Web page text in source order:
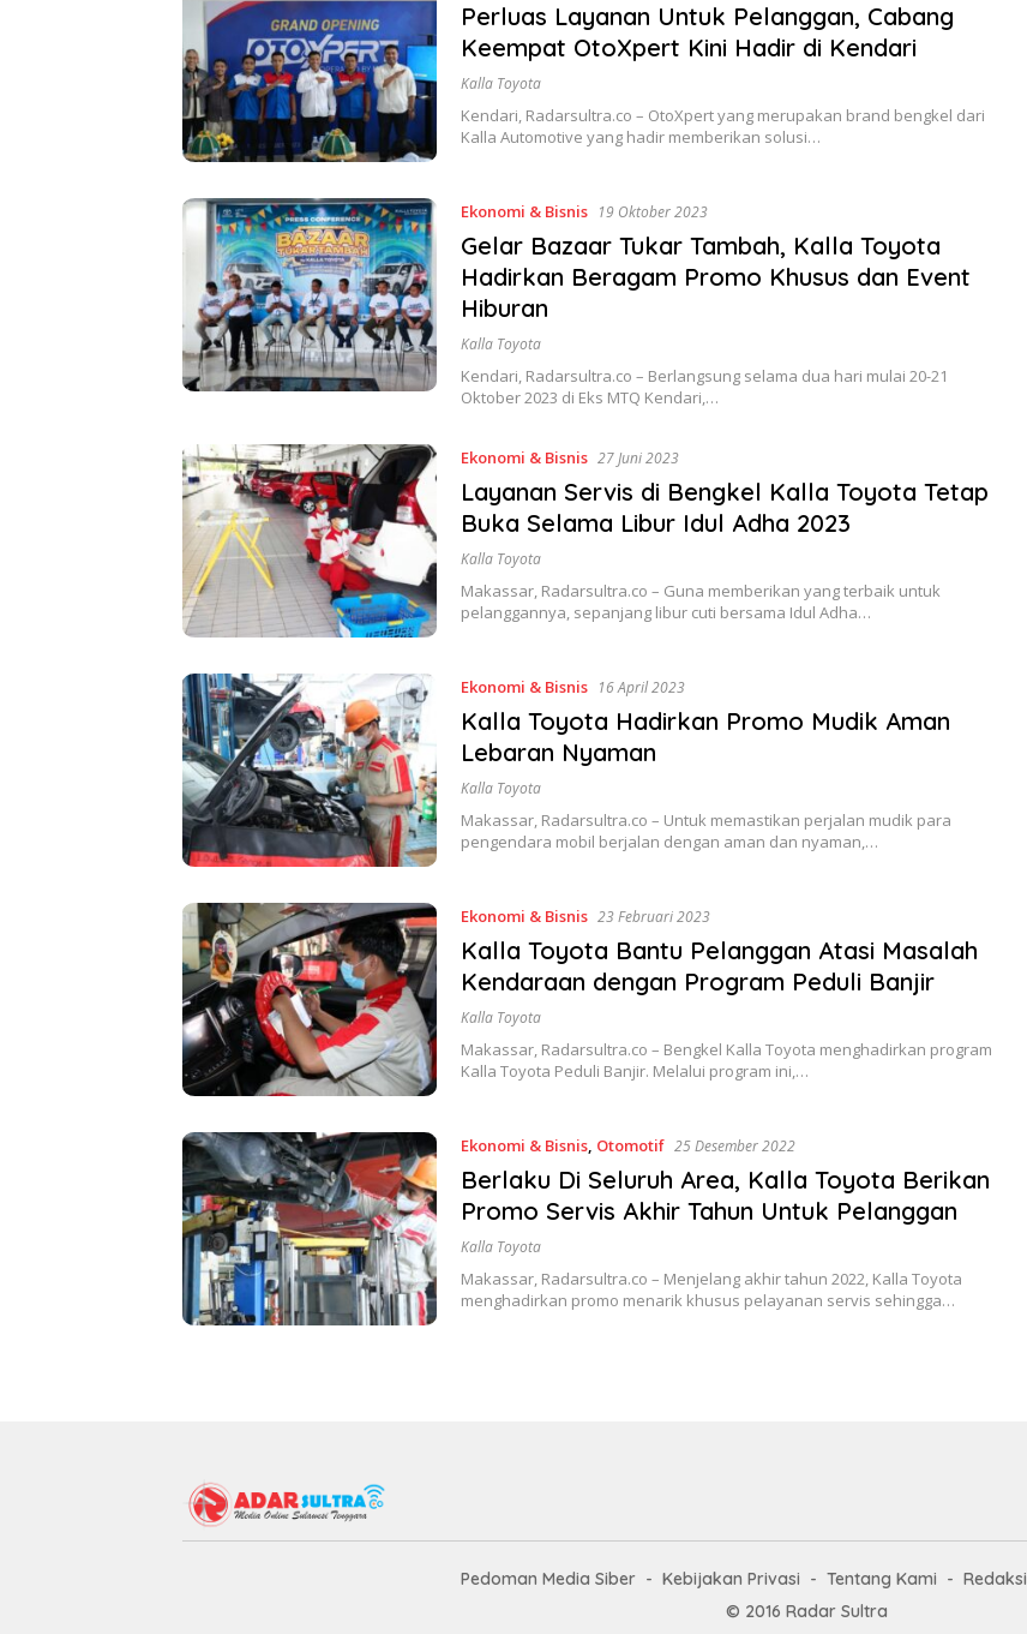
Perluas Layanan Untuk Pelanggan, Cabang
Keempat OtoXpert Kini Hadir di Kendari
Kalla Toyota
Kendari, Radarsultra.co – OtoXpert yang merupakan brand bengkel dari
Kalla Automotive yang hadir memberikan solusi…
Ekonomi & Bisnis 19 Oktober 2023
Gelar Bazaar Tukar Tambah, Kalla Toyota
Hadirkan Beragam Promo Khusus dan Event
Hiburan
Kalla Toyota
Kendari, Radarsultra.co – Berlangsung selama dua hari mulai 20-21
Oktober 2023 di Eks MTQ Kendari,…
Ekonomi & Bisnis 27 Juni 2023
Layanan Servis di Bengkel Kalla Toyota Tetap
Buka Selama Libur Idul Adha 2023
Kalla Toyota
Makassar, Radarsultra.co – Guna memberikan yang terbaik untuk
pelanggannya, sepanjang libur cuti bersama Idul Adha…
Ekonomi & Bisnis 16 April 2023
Kalla Toyota Hadirkan Promo Mudik Aman
Lebaran Nyaman
Kalla Toyota
Makassar, Radarsultra.co – Untuk memastikan perjalan mudik para
pengendara mobil berjalan dengan aman dan nyaman,…
Ekonomi & Bisnis 23 Februari 2023
Kalla Toyota Bantu Pelanggan Atasi Masalah
Kendaraan dengan Program Peduli Banjir
Kalla Toyota
Makassar, Radarsultra.co – Bengkel Kalla Toyota menghadirkan program
Kalla Toyota Peduli Banjir. Melalui program ini,…
Ekonomi & Bisnis, Otomotif 25 Desember 2022
Berlaku Di Seluruh Area, Kalla Toyota Berikan
Promo Servis Akhir Tahun Untuk Pelanggan
Kalla Toyota
Makassar, Radarsultra.co – Menjelang akhir tahun 2022, Kalla Toyota
menghadirkan promo menarik khusus pelayanan servis sehingga…
Pedoman Media Siber Kebijakan Privasi Tentang Kami Redaksi
© 2016 Radar Sultra